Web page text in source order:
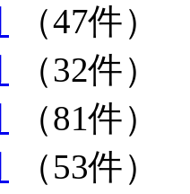
（47件）
（32件）
（81件）
（53件）